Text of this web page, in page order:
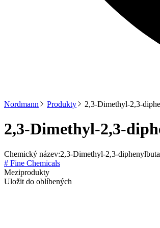
Nordmann Produkty 2,3-Dimethyl-2,3-
2,3-Dimethyl-2,3-
Chemický název:2,3-Dimethyl-2,3-
# Fine Chemicals
Meziprodukty
Uložit do oblíbených